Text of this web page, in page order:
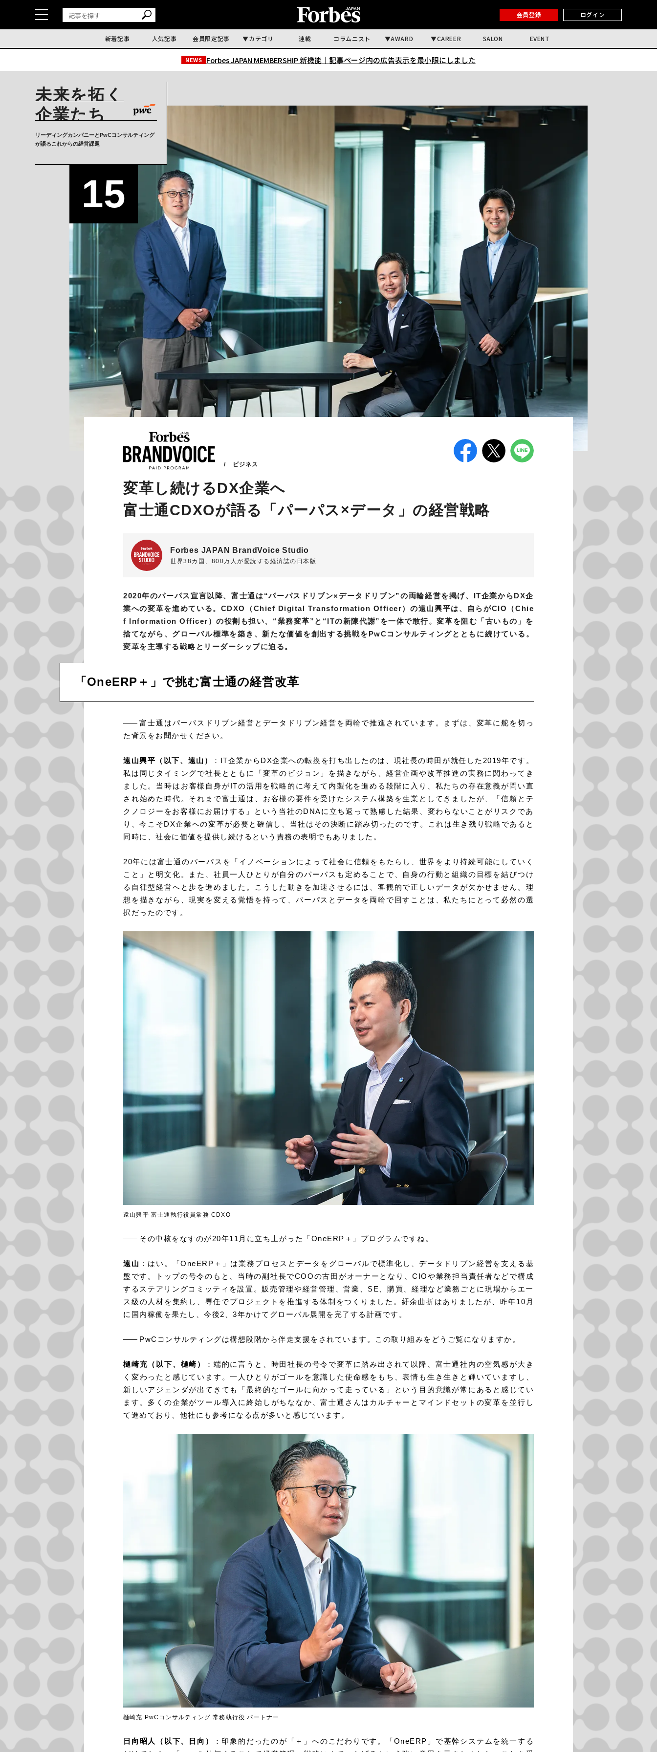
会員登録 ログイン
新着記事 人気記事 会員限定記事 カテゴリ 連載 コラムニスト AWARD CAREER SALON EVENT
NEWS Forbes JAPAN MEMBERSHIP 新機能｜ 記事ページ内の広告表示を最小限にしました
未来を拓く
企業たち
リーディングカンパニーとPwCコンサルティング
が語るこれからの経営課題
15
/ ビジネス
変革し続けるDX企業へ
富士通CDXOが語る「パーパス×データ」の経営戦略
Forbes JAPAN BrandVoice Studio
世界38カ国、800万人が愛読する 経済誌の日本版
2020年のパーパス宣言以降、富士通は“パーパスドリブン×データドリブン”の両輪経営を掲げ、IT企業からDX企
業への変革を進めている。CDXO（Chief Digital Transformation Officer）の遠山興平は、自らがCIO（Chie
f Information Officer）の役割も担い、“業務変革”と“ITの新陳代謝”を一体で敢行。変革を阻む「古いもの」を
捨てながら、グローバル標準を築き、新たな価値を創出する挑戦をPwCコンサルティングとともに続けている。
変革を主導する戦略とリーダーシップに迫る。
「OneERP＋」で挑む富士通の経営改革
―― 富士通はパーパスドリブン経営とデータドリブン経営を両輪で推進されています。まずは、変革に舵を切っ
た背景をお聞かせください。
遠山興平（以下、遠山）
：IT企業からDX企業への転換を打ち出したのは、現社長の時田が就任した2019年です。
私は同じタイミングで社長とともに「変革のビジョン」を描きながら、経営企画や改革推進の実務に関わってき
ました。当時はお客様自身がITの活用を戦略的に考えて内製化を進める段階に入り、私たちの存在意義が問い直
され始めた時代。それまで富士通は、お客様の要件を受けたシステム構築を生業としてきましたが、「信頼とテ
クノロジーをお客様にお届けする」という当社のDNAに立ち返って熟慮した結果、変わらないことがリスクであ
り、今こそDX企業への変革が必要と確信し、当社はその決断に踏み切ったのです。これは生き残り戦略であると
同時に、社会に価値を提供し続けるという責務の表明でもありました。
20年には富士通のパーパスを「イノベーションによって社会に信頼をもたらし、世界をより持続可能にしていく
こと」と明文化。また、社員一人ひとりが自分のパーパスも定めることで、自身の行動と組織の目標を結びつけ
る自律型経営へと歩を進めました。こうした動きを加速させるには、客観的で正しいデータが欠かせません。理
想を描きながら、現実を変える覚悟を持って、パーパスとデータを両輪で回すことは、私たちにとって必然の選
択だったのです。
遠山興平 富士通執行役員常務 CDXO
―― その中核をなすのが20年11月に立ち上がった「OneERP＋」プログラムですね。
遠山 ：はい。「OneERP＋」は業務プロセスとデータをグローバルで標準化し、データドリブン経営を支える基
盤です。トップの号令のもと、当時の副社長でCOOの古田がオーナーとなり、CIOや業務担当責任者などで構成
するステアリングコミッティを設置。販売管理や経営管理、営業、SE、購買、経理など業務ごとに現場からエー
ス級の人材を集約し、専任でプロジェクトを推進する体制をつくりました。紆余曲折はありましたが、昨年10月
に国内稼働を果たし、今後2、3年かけてグローバル展開を完了する計画です。
―― PwCコンサルティングは構想段階から伴走支援をされています。この取り組みをどうご覧になりますか。
樋崎充（以下、樋崎）
：端的に言うと、時田社長の号令で変革に踏み出されて以降、富士通社内の空気感が大き
く変わったと感じています。一人ひとりがゴールを意識した使命感をもち、表情も生き生きと輝いていますし、
新しいアジェンダが出てきても「最終的なゴールに向かって走っている」という目的意識が常にあると感じてい
ます。多くの企業がツール導入に終始しがちななか、富士通さんはカルチャーとマインドセットの変革を並行し
て進めており、他社にも参考になる点が多いと感じています。
樋崎充 PwCコンサルティング 常務執行役 パートナー
日向昭人（以下、日向）
：印象的だったのが「＋」へのこだわりです。「OneERP」で基幹システムを統一する